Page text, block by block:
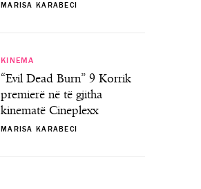
MARISA KARABECI
KINEMA
“Evil Dead Burn” 9 Korrik
premierë në të gjitha
kinematë Cineplexx
MARISA KARABECI